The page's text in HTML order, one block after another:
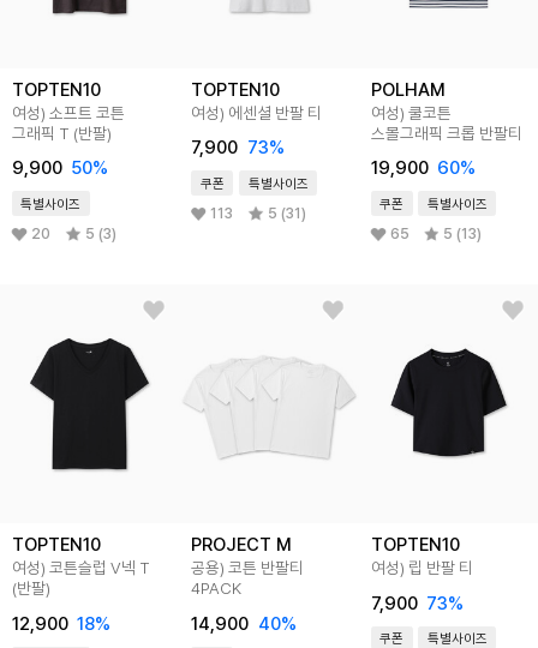
TOPTEN10
여성) 소프트 코튼
그래픽 T (반팔)
9,900 50%
특별사이즈
20 5 (3)
TOPTEN10
여성) 에센셜 반팔 티
7,900 73%
쿠폰 특별사이즈
113 5 (31)
POLHAM
여성) 쿨코튼
스몰그래픽 크롭 반팔티
19,900 60%
쿠폰 특별사이즈
65 5 (13)
TOPTEN10
여성) 코튼슬럽 V넥 T
(반팔)
12,900 18%
PROJECT M
공용) 코튼 반팔티
4PACK
14,900 40%
TOPTEN10
여성) 립 반팔 티
7,900 73%
쿠폰 특별사이즈